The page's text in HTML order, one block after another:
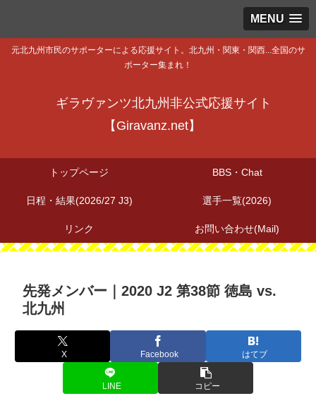
MENU
元北九州市民のサポーターによる応援サイト。北九州・関東・関西...全国のサ
ポーター集まれ！
ギラヴァンツ北九州非公式応援サイト
【Giravanz.net】
トップページ BBS・Chat
日程・結果(2026/27 J3) 選手一覧(2026)
リンク お問い合わせ(Mail)
先発メンバー｜2020 J2 第38節 徳島 vs.
北九州
X Facebook はてブ
LINE コピー